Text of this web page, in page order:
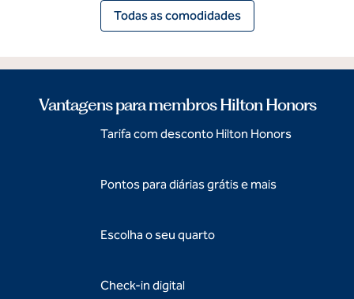
Todas as comodidades
Vantagens para membros Hilton Honors
Tarifa com desconto Hilton Honors
Pontos para diárias grátis e mais
Escolha o seu quarto
Check-in digital